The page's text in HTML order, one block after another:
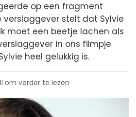
op een fragment
verslaggever stelt dat Sylvie
moet een beetje lachen als
in ons filmpje
heel gelukkig is.
om verder te lezen